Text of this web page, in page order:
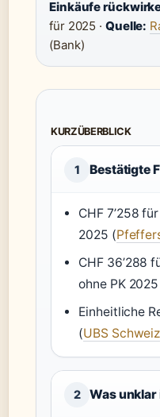
Einkäufe
für 2025 · Quelle:
(Bank)
KURZÜBERBLICK
1 Bestätigte
CHF 7’258
2025 (
CHF 36’288
ohne PK
Einheitliche
(UBS Schweiz
2 Was unklar